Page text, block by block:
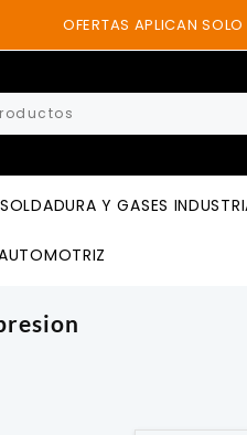
OFERTAS APLICAN
SOLDADURA Y GASES